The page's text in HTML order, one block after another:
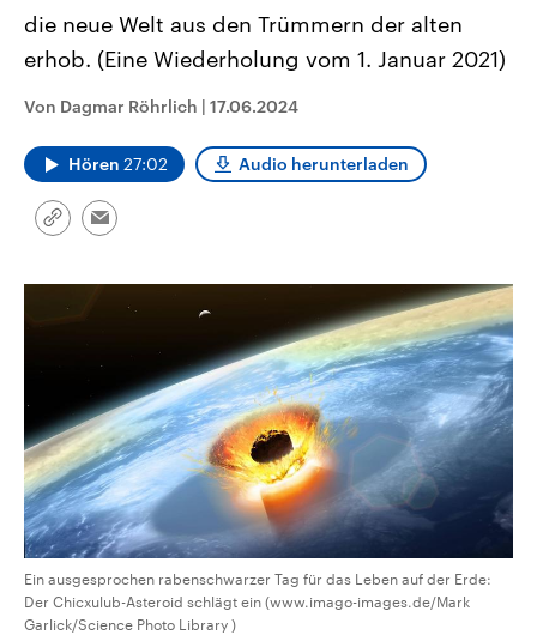
Umfragen, Prognosen,
Wahlprogramme, aktuelle Berichte
und Hintergründe zu den Parteien
Wahl.
Sendungen Programm Podcasts
die neue Welt aus den Trümmern der alten
erhob. (Eine Wiederholung vom 1. Januar 2021)
Von Dagmar Röhrlich | 17.06.2024
Hören 27:02 Audio herunterladen
Link
Email
Ein ausgesprochen rabenschwarzer Tag für das Leben auf der Erde:
Der Chicxulub-Asteroid schlägt ein (www.imago-images.de/Mark
Garlick/Science Photo Library )